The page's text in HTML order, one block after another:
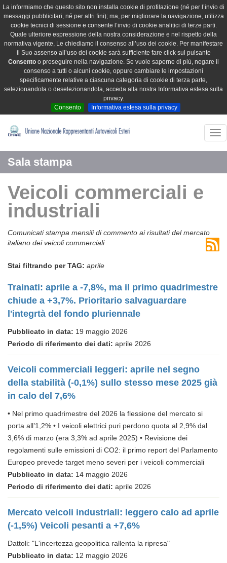
La informiamo che questo sito non installa cookie di profilazione (né per l’invio di
messaggi pubblicitari, né per altri fini); ma, per migliorare la navigazione, utilizza
cookie tecnici di sessione e consente l’invio di cookie analitici di terze parti.
Quale ulteriore espressione della nostra considerazione e nel rispetto della
normativa vigente, Le chiediamo il consenso all’uso dei cookie. Per manifestare
il Suo assenso all’uso dei cookie sarà sufficiente fare click sul pulsante
Consento o proseguire nella navigazione. Se vuole saperne di più, negare il
consenso a tutti o alcuni cookie, oppure cambiare le impostazioni
specificamente relative a ciascuna categoria di cookie di terza parte,
selezionandola o deselezionandola, acceda alla nostra Informativa estesa sulla
privacy.
Consento
Informativa estesa sulla privacy
Sala stampa
Veicoli commerciali e
industriali
Comunicati stampa mensili di commento ai risultati del mercato
italiano dei veicoli commerciali
Stai filtrando per TAG: aprile
Trainati: aprile a -7,8%, ma il primo quadrimestre
chiude a +3,7%. Prioritario salvaguardare
l'integrtà del fondo pluriennale
Pubblicato in data: 19 maggio 2026
Periodo di riferimento dei dati: aprile 2026
Veicoli commerciali leggeri: aprile nel segno
della stabilità (-0,1%) sullo stesso mese 2025 già
in calo del 7,6%
• Nel primo quadrimestre del 2026 la flessione del mercato si
porta all’1,2% • I veicoli elettrici puri perdono quota al 2,9% dal
3,6% di marzo (era 3,3% ad aprile 2025) • Revisione dei
regolamenti sulle emissioni di CO2: il primo report del Parlamento
Europeo prevede target meno severi per i veicoli commerciali
Pubblicato in data: 14 maggio 2026
Periodo di riferimento dei dati: aprile 2026
Mercato veicoli industriali: leggero calo ad aprile
(-1,5%) Veicoli pesanti a +7,6%
Dattoli: "L'incertezza geopolitica rallenta la ripresa"
Pubblicato in data: 12 maggio 2026